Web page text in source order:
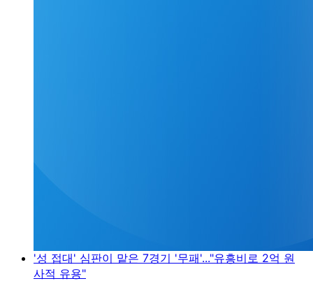
'성 접대' 심판이 맡은 7경기 '무패'..."유흥비로 2억 원
사적 유용"